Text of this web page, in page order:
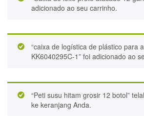
adicionado ao seu carrinho.
“caixa de logística de plástico para
KK6040295C-1” foi adicionado ao
“Peti susu hitam grosir 12 botol”
ke keranjang Anda.